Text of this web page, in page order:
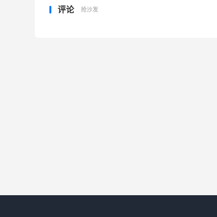
着众多的低山、丘陵和岗地。
评论 抢沙发